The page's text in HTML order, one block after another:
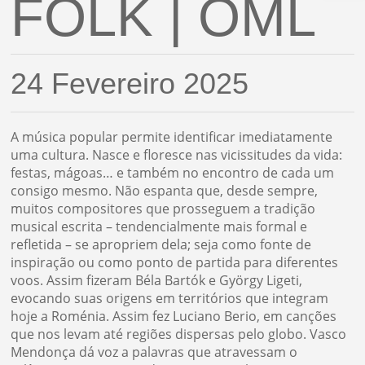
FOLK | OML
24 Fevereiro 2025
A música popular permite identificar imediatamente
uma cultura. Nasce e floresce nas vicissitudes da vida:
festas, mágoas… e também no encontro de cada um
consigo mesmo. Não espanta que, desde sempre,
muitos compositores que prosseguem a tradição
musical escrita – tendencialmente mais formal e
refletida – se apropriem dela; seja como fonte de
inspiração ou como ponto de partida para diferentes
voos. Assim fizeram Béla Bartók e György Ligeti,
evocando suas origens em territórios que integram
hoje a Roménia. Assim fez Luciano Berio, em canções
que nos levam até regiões dispersas pelo globo. Vasco
Mendonça dá voz a palavras que atravessam o